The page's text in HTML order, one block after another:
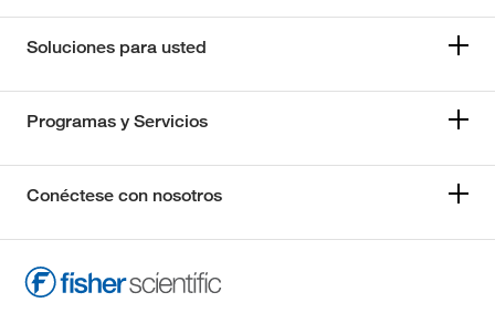
Soluciones para usted
Programas y Servicios
Conéctese con nosotros